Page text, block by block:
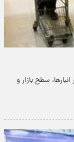
سطح بازار و